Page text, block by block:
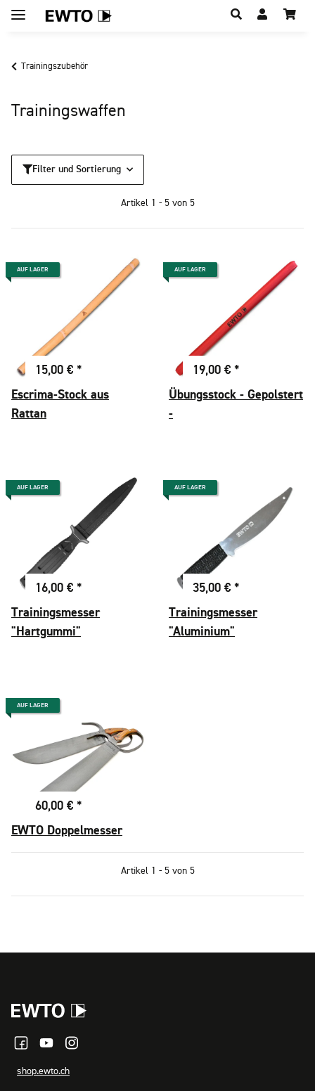
Trainingszubehör
Trainingswaffen
Filter und Sortierung
Artikel 1 - 5 von 5
AUF LAGER
15,00 € *
Escrima-Stock aus
Rattan
AUF LAGER
19,00 € *
Übungsstock - Gepolstert
-
AUF LAGER
16,00 € *
Trainingsmesser
"Hartgummi"
AUF LAGER
35,00 € *
Trainingsmesser
"Aluminium"
AUF LAGER
60,00 € *
EWTO Doppelmesser
Artikel 1 - 5 von 5
shop.ewto.ch